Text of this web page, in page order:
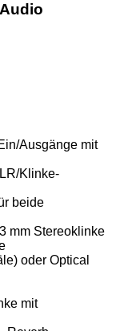
Ausgänge mit
Klinke-
beide
mm Stereoklinke
oder Optical
mit